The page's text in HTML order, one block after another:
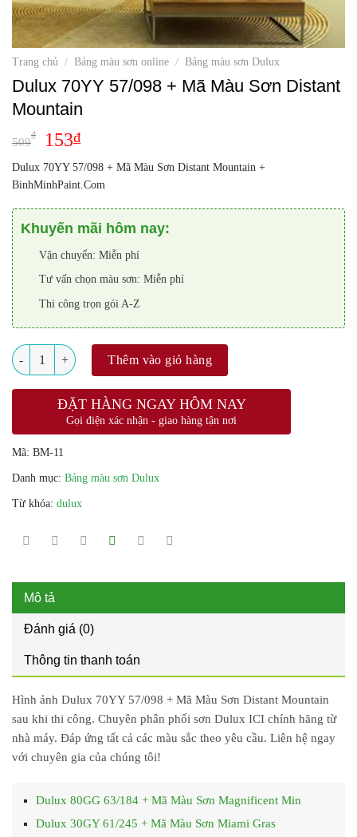
Trang chủ / Bảng màu sơn online / Bảng màu sơn Dulux
Dulux 70YY 57/098 + Mã Màu Sơn Distant
Mountain
509
₫ 153₫
Dulux 70YY 57/098 + Mã Màu Sơn Distant Mountain +
BinhMinhPaint.Com
Khuyến mãi hôm nay:
Vận chuyển: Miễn phí
Tư vấn chọn màu sơn: Miễn phí
Thi công trọn gói A-Z
Số lượng
Thêm vào giỏ hàng
ĐẶT HÀNG NGAY HÔM NAY
Gọi điện xác nhận - giao hàng tận nơi
Mã: BM-11
Danh mục: Bảng màu sơn Dulux
Từ khóa: dulux
Mô tả
Đánh giá (0)
Thông tin thanh toán
Hình ảnh Dulux 70YY 57/098 + Mã Màu Sơn Distant Mountain
sau khi thi công. Chuyên phân phối sơn Dulux ICI chính hãng từ
nhà máy. Đáp ứng tất cả các màu sắc theo yêu cầu. Liên hệ ngay
với chuyên gia của chúng tôi!
Dulux 80GG 63/184 + Mã Màu Sơn Magnificent Min
Dulux 30GY 61/245 + Mã Màu Sơn Miami Gras